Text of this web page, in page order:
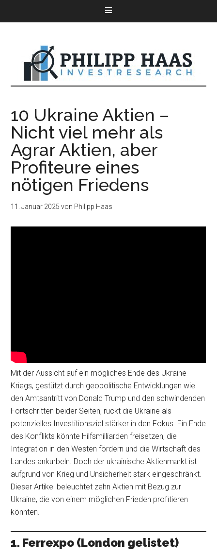
10 Ukraine Aktien –
Nicht viel mehr als
Agrar Aktien, aber
Profiteure eines
nötigen Friedens
11. Januar 2025 von Philipp Haas
Mit der Aussicht auf ein mögliches Ende des Ukraine-
Kriegs, gestützt durch geopolitische Entwicklungen wie
den Amtsantritt von Donald Trump und den schwindenden
Fortschritten beider Seiten, rückt die Ukraine als
potenzielles Investitionsziel stärker in den Fokus. Ein Ende
des Konflikts könnte Hilfsmilliarden freisetzen, die
Integration in den Westen fördern und die Wirtschaft des
Landes ankurbeln. Doch der ukrainische Aktienmarkt ist
aufgrund von Krieg und Unsicherheit stark eingeschränkt.
Dieser Artikel beleuchtet zehn Aktien mit Bezug zur
Ukraine, die von einem möglichen Frieden profitieren
könnten.
1. Ferrexpo (London gelistet)